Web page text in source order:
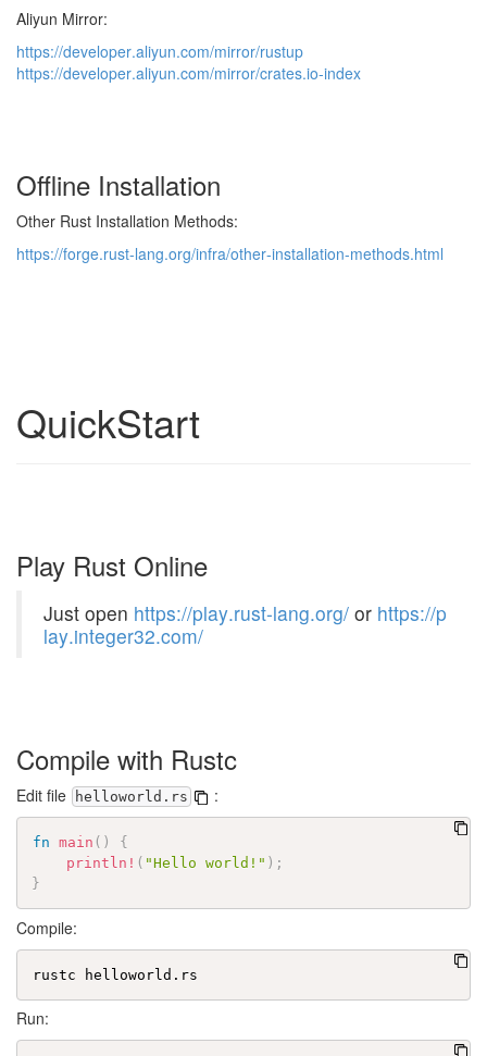
Aliyun Mirror:
https://developer.aliyun.com/mirror/rustup
https://developer.aliyun.com/mirror/crates.io-index
Offline Installation
Other Rust Installation Methods:
https://forge.rust-lang.org/infra/other-installation-methods.html
QuickStart
Play Rust Online
Just open https://play.rust-lang.org/ or https://p
lay.integer32.com/
Compile with Rustc
Edit file helloworld.rs :
fn main ( )
{
println! ( "Hello world!" ) ;
}
Compile:
Run: